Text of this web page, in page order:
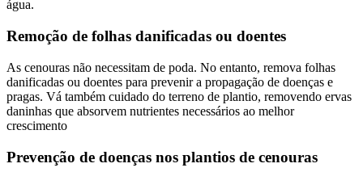
água.
Remoção de folhas danificadas ou doentes
As cenouras não necessitam de poda. No entanto, remova folhas
danificadas ou doentes para prevenir a propagação de doenças e
pragas. Vá também cuidado do terreno de plantio, removendo ervas
daninhas que absorvem nutrientes necessários ao melhor
crescimento
Prevenção de doenças nos plantios de cenouras